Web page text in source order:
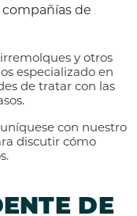
de
y otros
especializado en
de tratar con las
con nuestro
discutir cómo
DE